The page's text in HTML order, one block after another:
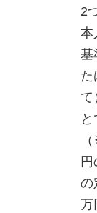
2
本
基
た
て
と
の
万